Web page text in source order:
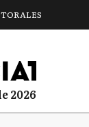
2026